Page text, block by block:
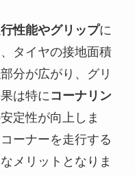
性能やグリップに
タイヤの接地面積
分が広がり、グリ
は特に コーナリン
定性が向上しま
ーナーを走行する
メリットとなりま